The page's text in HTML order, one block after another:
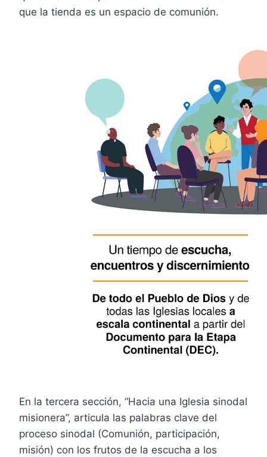
que la tienda es un espacio de comunión.
En la tercera sección, “Hacia una Iglesia sinodal
misionera”, articula las palabras clave del
proceso sinodal (Comunión, participación,
misión) con los frutos de la escucha a los